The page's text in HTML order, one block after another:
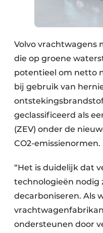
Volvo vrachtwagens
die op groene
potentieel om netto
bij gebruik van
geclassificeerd als
(ZEV) onder de
CO2-emissienormen.
“Het is duidelijk dat
technologieën nodig
decarboniseren. Als
ondersteunen door